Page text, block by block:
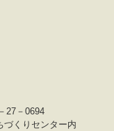
27－0694
づくりセンター内